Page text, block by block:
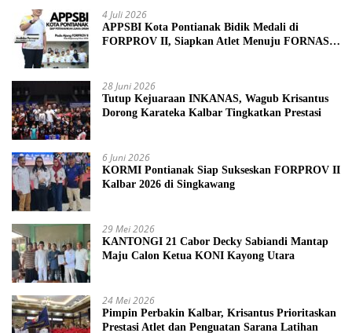
4 Juli 2026
APPSBI Kota Pontianak Bidik Medali di
FORPROV II, Siapkan Atlet Menuju FORNAS
28 Juni 2026
Tutup Kejuaraan INKANAS, Wagub Krisantus
Dorong Karateka Kalbar Tingkatkan Prestasi
6 Juni 2026
KORMI Pontianak Siap Sukseskan FORPROV II
Kalbar 2026 di Singkawang
29 Mei 2026
KANTONGI 21 Cabor Decky Sabiandi Mantap
Maju Calon Ketua KONI Kayong Utara
24 Mei 2026
Pimpin Perbakin Kalbar, Krisantus Prioritaskan
Prestasi Atlet dan Penguatan Sarana Latihan